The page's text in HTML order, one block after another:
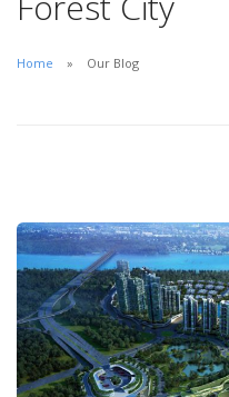
Home Our Blog